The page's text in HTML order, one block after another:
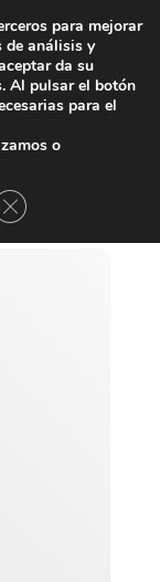
para mejorar
de análisis y
da su
Al pulsar el botón
para el
o
Cerrar el banner de